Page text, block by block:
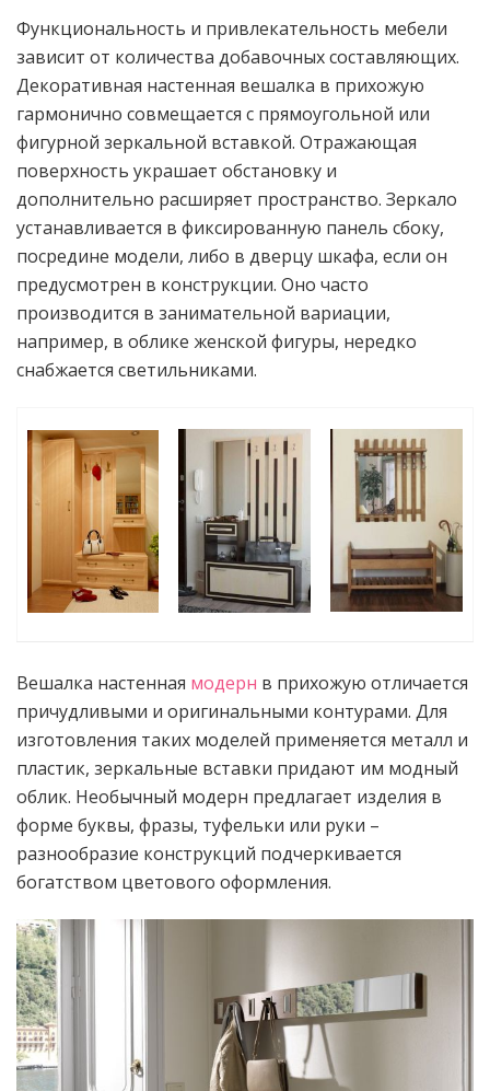
Функциональность и привлекательность мебели
зависит от количества добавочных составляющих.
Декоративная настенная вешалка в прихожую
гармонично совмещается с прямоугольной или
фигурной зеркальной вставкой. Отражающая
поверхность украшает обстановку и
дополнительно расширяет пространство. Зеркало
устанавливается в фиксированную панель сбоку,
посредине модели, либо в дверцу шкафа, если он
предусмотрен в конструкции. Оно часто
производится в занимательной вариации,
например, в облике женской фигуры, нередко
снабжается светильниками.
Вешалка настенная модерн в прихожую отличается
причудливыми и оригинальными контурами. Для
изготовления таких моделей применяется металл и
пластик, зеркальные вставки придают им модный
облик. Необычный модерн предлагает изделия в
форме буквы, фразы, туфельки или руки –
разнообразие конструкций подчеркивается
богатством цветового оформления.